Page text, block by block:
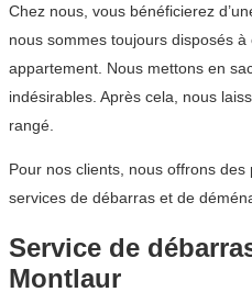
Chez nous, vous bénéficierez
nous sommes toujours disposés
appartement. Nous mettons en
indésirables. Après cela, nous
rangé.
Pour nos clients, nous offrons
services de débarras et de
Service de
Montlaur